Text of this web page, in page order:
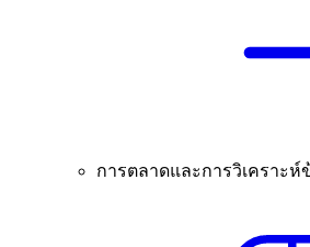
การตลาดและการวิเคราะห์